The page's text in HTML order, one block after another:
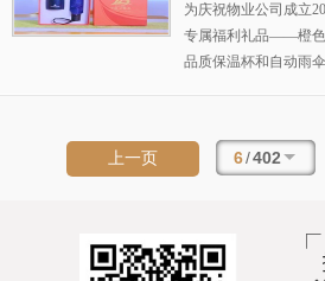
制礼盒，实用与纪
为庆祝物业公司成立
专属福利礼品——橙
品质保温杯和自动雨
怀，也为企业周年庆
上一页 6/402